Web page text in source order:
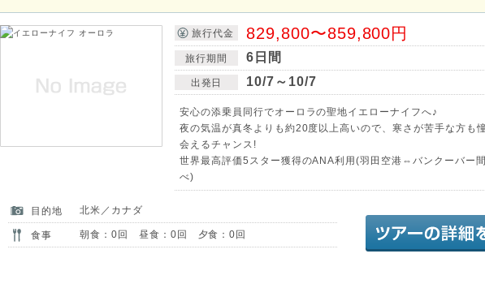
旅行代金 829,800〜859,800円
旅行期間 6日間
出発日 10/7～10/7
安心の添乗員同行でオーロラの聖地イエローナイフへ♪
夜の気温が真冬よりも約20度以上高いので、寒さが苦手な方も
会えるチャンス!
世界最高評価5スター獲得のANA利用(羽田空港⇔バンクーバー
べ)
目的地 北米／カナダ
食事 朝食：0回 昼食：0回 夕食：0回